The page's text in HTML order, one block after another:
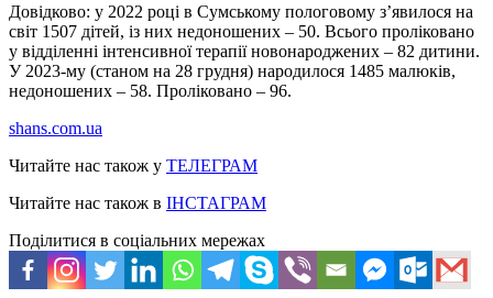
Довідково: у 2022 році в Сумському пологовому з’явилося на
світ 1507 дітей, із них недоношених – 50. Всього проліковано
у відділенні інтенсивної терапії новонароджених – 82 дитини.
У 2023-му (станом на 28 грудня) народилося 1485 малюків,
недоношених – 58. Проліковано – 96.
shans.com.ua
Читайте нас також у ТЕЛЕГРАМ
Читайте нас також в ІНСТАГРАМ
Поділитися в соціальних мережах